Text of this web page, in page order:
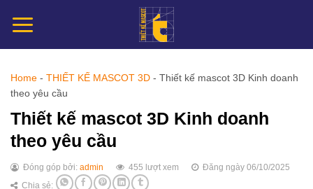
đến
Home - THIẾT KẾ MASCOT 3D - Thiết kế mascot 3D Kinh doanh
theo yêu cầu
Thiết kế mascot 3D Kinh doanh
theo yêu cầu
Đóng góp bởi: admin 455 lượt xem
Đăng ngày 06/10/2025
Chia sẻ: